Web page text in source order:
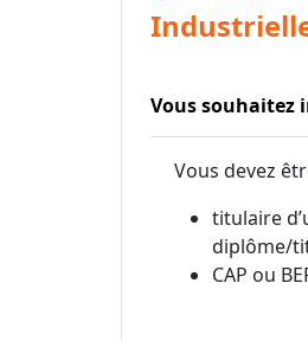
Vous souhaitez
Vous devez
titulaire
diplôme/
CAP ou